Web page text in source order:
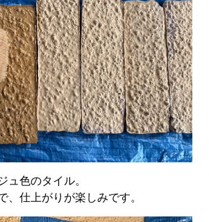
ュ色のタイル。
、仕上がりが楽しみです。